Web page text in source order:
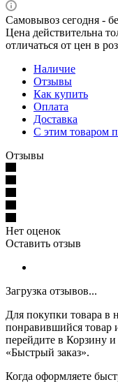
Самовывоз сегодня -
Цена действительна
отличаться от цен в
Наличие
Отзывы
Как купить
Оплата
Доставка
С этим товаром
Отзывы
Нет оценок
Оставить отзыв
Загрузка отзывов...
Для покупки товара в
понравившийся товар
перейдите в Корзину
«Быстрый заказ».
Когда оформляете